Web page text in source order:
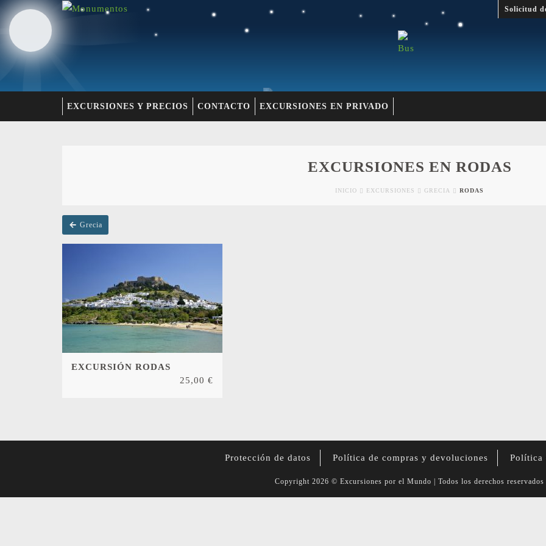
Solicitud
EXCURSIONES Y PRECIOS CONTACTO EXCURSIONES EN PRIVADO
EXCURSIONES EN RODAS
INICIO EXCURSIONES GRECIA RODAS
Grecia
EXCURSIÓN RODAS
25,00 €
Protección de datos Política de compras y devoluciones Política
Copyright 2026 © Excursiones por el Mundo | Todos los derechos reservados